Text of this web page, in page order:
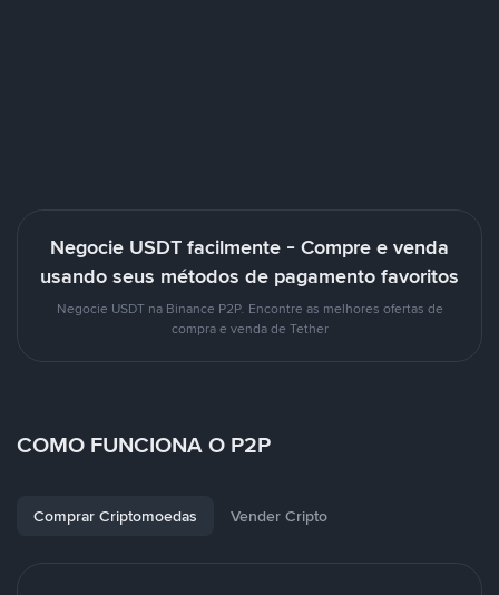
Negocie USDT facilmente - Compre e venda
usando seus métodos de pagamento favoritos
Negocie USDT na Binance P2P. Encontre as melhores ofertas de
compra e venda de Tether
COMO FUNCIONA O P2P
Comprar Criptomoedas Vender Cripto